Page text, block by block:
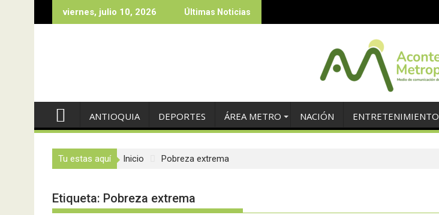
viernes, julio 10, 2026 Últimas Noticias
ANTIOQUIA DEPORTES ÁREA METRO NACIÓN ENTRETENIMIENTO
Tu estas aquí Inicio Pobreza extrema
Etiqueta: Pobreza extrema